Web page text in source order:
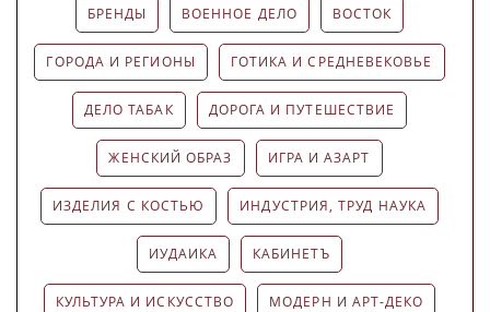
БРЕНДЫ ВОЕННОЕ ДЕЛО ВОСТОК
ГОРОДА И РЕГИОНЫ ГОТИКА И СРЕДНЕВЕКОВЬЕ
ДЕЛО ТАБАК ДОРОГА И ПУТЕШЕСТВИЕ
ЖЕНСКИЙ ОБРАЗ ИГРА И АЗАРТ
ИЗДЕЛИЯ С КОСТЬЮ ИНДУСТРИЯ, ТРУД НАУКА
ИУДАИКА КАБИНЕТЪ
КУЛЬТУРА И ИСКУССТВО МОДЕРН И АРТ-ДЕКО